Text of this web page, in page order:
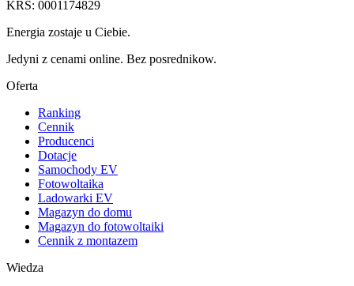
KRS: 0001174829
Energia zostaje u Ciebie.
Jedyni z cenami online. Bez posrednikow.
Oferta
Ranking
Cennik
Producenci
Dotacje
Samochody EV
Fotowoltaika
Ladowarki EV
Magazyn do domu
Magazyn do fotowoltaiki
Cennik z montazem
Wiedza